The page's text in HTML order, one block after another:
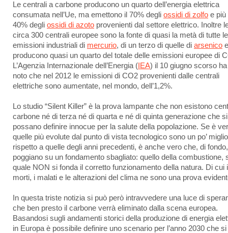
Le centrali a carbone producono un quarto dell’energia elettrica
consumata nell’Ue, ma emettono il 70% degli ossidi di zolfo e più
40% degli ossidi di azoto provenienti dal settore elettrico. Inoltre
circa 300 centrali europee sono la fonte di quasi la metà di tutte le
emissioni industriali di mercurio, di un terzo di quelle di arsenico e
producono quasi un quarto del totale delle emissioni europee di
L’Agenzia Internazionale dell’Energia ( IEA) il 10 giugno scorso
noto che nel 2012 le emissioni di CO2 provenienti dalle centrali
elettriche sono aumentate, nel mondo, dell’1,2%.
Lo studio “Silent Killer” è la prova lampante che non esistono
carbone né di terza né di quarta e né di quinta generazione che si
possano definire innocue per la salute della popolazione. Se è
quelle più evolute dal punto di vista tecnologico sono un po’
rispetto a quelle degli anni precedenti, è anche vero che, di
poggiano su un fondamento sbagliato: quello della combustione,
quale NON si fonda il corretto funzionamento della natura. Di cui i
morti, i malati e le alterazioni del clima ne sono una prova
In questa triste notizia si può però intravvedere una luce di
che ben presto il carbone verrà eliminato dalla scena europea.
Basandosi sugli andamenti storici della produzione di energia
in Europa è possibile definire uno scenario per l’anno 2030 che